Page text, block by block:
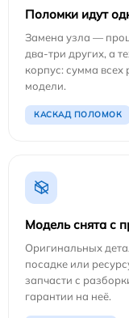
Поломки идут
Замена узла —
два-три других, а
корпус: сумма
модели.
КАСКАД ПОЛОМОК
Модель снята с
Оригинальных
посадке или
запчасти с
гарантии на неё.